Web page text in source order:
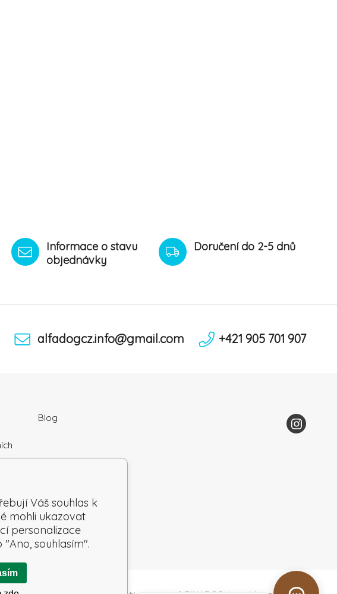
Informace o stavu
objednávky
Doručení do 2-5 dnů
alfadogcz.info@gmail.com +421 905 701 907
Blog
Váš souhlas k
mohli ukazovat
personalizace
souhlasím".